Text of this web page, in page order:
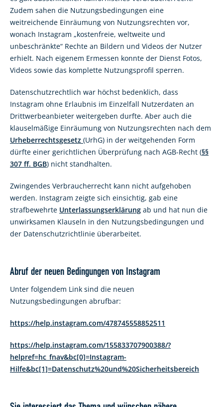
Zudem sahen die Nutzungsbedingungen eine
weitreichende Einräumung von Nutzungsrechten vor,
wonach Instagram „kostenfreie, weltweite und
unbeschränkte“ Rechte an Bildern und Videos der Nutzer
erhielt. Nach eigenem Ermessen konnte der Dienst Fotos,
Videos sowie das komplette Nutzungsprofil sperren.
Datenschutzrechtlich war höchst bedenklich, dass
Instagram ohne Erlaubnis im Einzelfall Nutzerdaten an
Drittwerbeanbieter weitergeben durfte. Aber auch die
klauselmäßige Einräumung von Nutzungsrechten nach dem
Urheberrechtsgesetz (UrhG) in der weitgehenden Form
dürfte einer gerichtlichen Überprüfung nach AGB-Recht (§§
307 ff. BGB) nicht standhalten.
Zwingendes Verbraucherrecht kann nicht aufgehoben
werden. Instagram zeigte sich einsichtig, gab eine
strafbewehrte Unterlassungserklärung ab und hat nun die
unwirksamen Klauseln in den Nutzungsbedingungen und
der Datenschutzrichtlinie überarbeitet.
Abruf der neuen Bedingungen von Instagram
Unter folgendem Link sind die neuen
Nutzungsbedingungen abrufbar:
https://help.instagram.com/478745558852511
https://help.instagram.com/155833707900388/?
helpref=hc_fnav&bc[0]=Instagram-
Hilfe&bc[1]=Datenschutz%20und%20Sicherheitsbereich